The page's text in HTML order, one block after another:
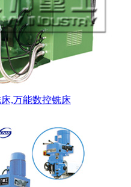
,万能数控铣床